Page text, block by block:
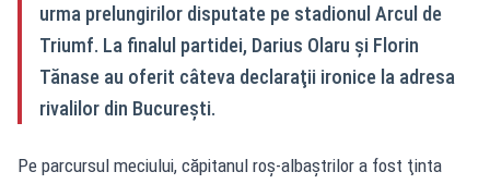
urma prelungirilor disputate pe stadionul Arcul de
Triumf. La finalul partidei, Darius Olaru şi Florin
Tănase au oferit câteva declaraţii ironice la adresa
rivalilor din București.
Pe parcursul meciului, căpitanul roş-albaştrilor a fost ţinta